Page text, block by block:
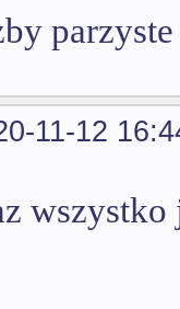
11-12
wszystko